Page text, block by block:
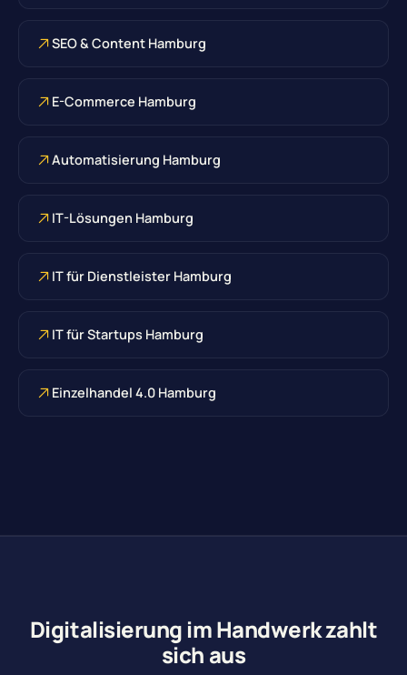
SEO & Content Hamburg
E-Commerce Hamburg
Automatisierung Hamburg
IT-Lösungen Hamburg
IT für Dienstleister Hamburg
IT für Startups Hamburg
Einzelhandel 4.0 Hamburg
Digitalisierung im Handwerk zahlt
sich aus